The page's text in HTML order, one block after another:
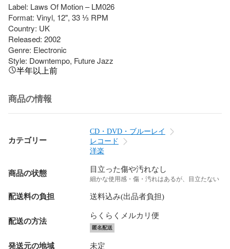
Label: Laws Of Motion – LM026
Format: Vinyl, 12", 33 ⅓ RPM
Country: UK
Released: 2002
Genre: Electronic
Style: Downtempo, Future Jazz
半年以上前
商品の情報
カテゴリー
CD・DVD・ブルーレイ
レコード
洋楽
商品の状態 目立った傷や汚れなし
細かな使用感・傷・汚れはあるが、目立たない
配送料の負担 送料込み(出品者負担)
配送の方法
らくらくメルカリ便
匿名配送
発送元の地域 未定